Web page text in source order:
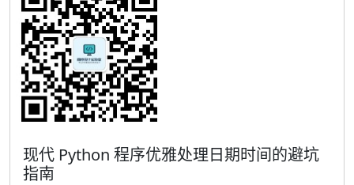
现代 Python 程序优雅处理日期时间的避坑
指南